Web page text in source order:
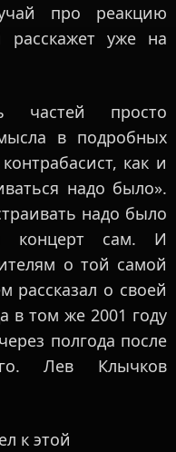
про реакцию
уже на
частей просто
в подробных
как и
надо было».
надо было
концерт сам. И
о той самой
рассказал о своей
в том же 2001 году
полгода после
Лев Клычков
к этой